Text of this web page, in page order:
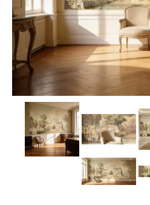
Carta da parati a righe
Carta da parati moderna
Carta da parati bambini
Carta da parati orientale
Carta da parati industrial
Carta da parati case
Carta da parati
Carta da parati spiagge